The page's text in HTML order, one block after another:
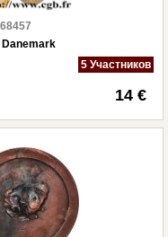
Danemark
5 Участников
14 €